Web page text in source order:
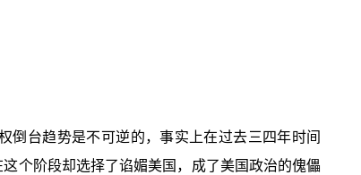
倒台趋势是不可逆的，事实上在过去三四年时间
个阶段却选择了谄媚美国，成了美国政治的傀儡